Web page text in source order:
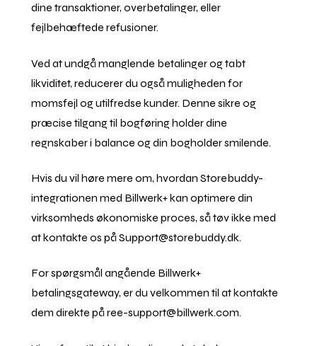
dine transaktioner, overbetalinger, eller
fejlbehæftede refusioner.
Ved at undgå manglende betalinger og tabt
likviditet, reducerer du også muligheden for
momsfejl og utilfredse kunder. Denne sikre og
præcise tilgang til bogføring holder dine
regnskaber i balance og din bogholder smilende.
Hvis du vil høre mere om, hvordan Storebuddy-
integrationen med Billwerk+ kan optimere din
virksomheds økonomiske proces, så tøv ikke med
at kontakte os på Support@storebuddy.dk.
For spørgsmål angående Billwerk+
betalingsgateway, er du velkommen til at kontakte
dem direkte på ree-support@billwerk.com.